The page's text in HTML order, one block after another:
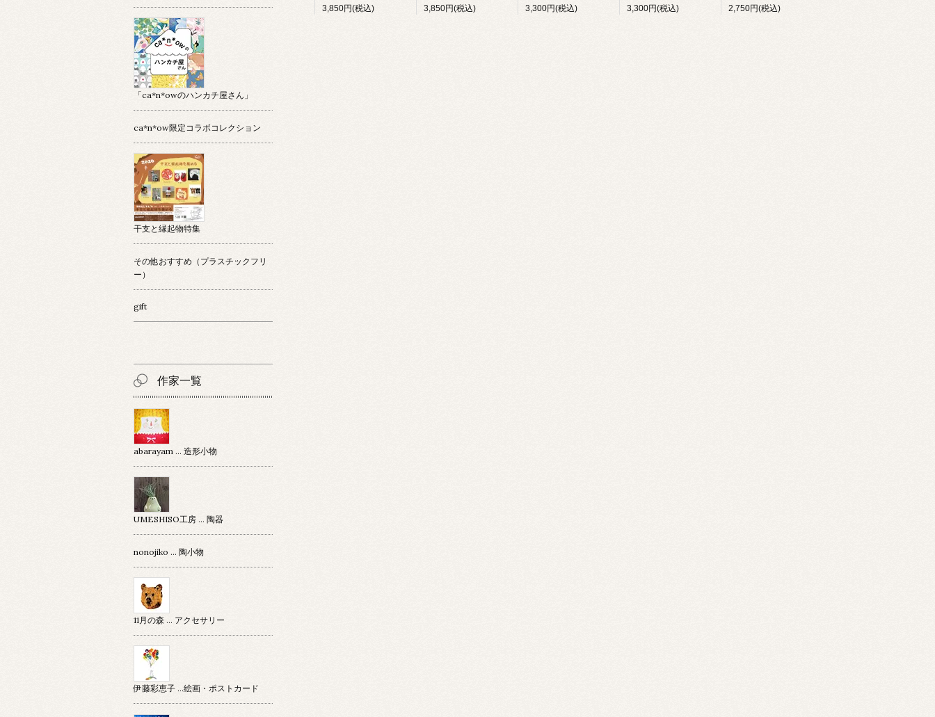
3,850円(税込) 3,850円(税込) 3,300円(税込) 3,300円(税込) 2,750円(税込)
「ca*n*owのハンカチ屋さん」
ca*n*ow限定コラボコレクション
干支と縁起物特集
その他おすすめ（プラスチックフリ
ー）
gift
作家一覧
abarayam … 造形小物
UMESHISO工房 … 陶器
nonojiko ... 陶小物
11月の森 … アクセサリー
伊藤彩恵子 …絵画・ポストカード